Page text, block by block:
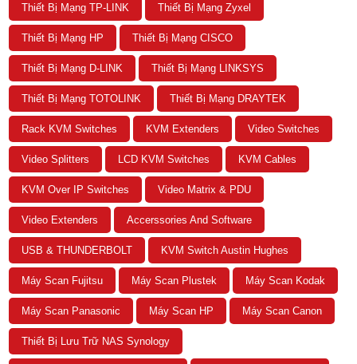
Thiết Bị Mạng TP-LINK Thiết Bị Mạng Zyxel
Thiết Bị Mạng HP Thiết Bị Mạng CISCO
Thiết Bị Mạng D-LINK Thiết Bị Mạng LINKSYS
Thiết Bị Mạng TOTOLINK Thiết Bị Mạng DRAYTEK
Rack KVM Switches KVM Extenders Video Switches
Video Splitters LCD KVM Switches KVM Cables
KVM Over IP Switches Video Matrix & PDU
Video Extenders Accerssories And Software
USB & THUNDERBOLT KVM Switch Austin Hughes
Máy Scan Fujitsu Máy Scan Plustek Máy Scan Kodak
Máy Scan Panasonic Máy Scan HP Máy Scan Canon
Thiết Bị Lưu Trữ NAS Synology